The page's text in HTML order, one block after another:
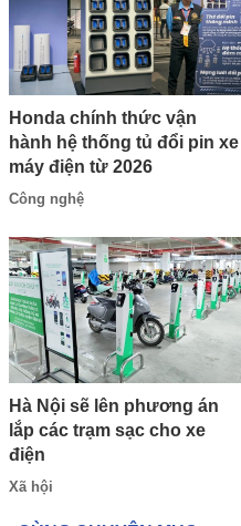
Honda chính thức vận
hành hệ thống tủ đổi pin xe
máy điện từ 2026
Công nghệ
Hà Nội sẽ lên phương án
lắp các trạm sạc cho xe
điện
Xã hội